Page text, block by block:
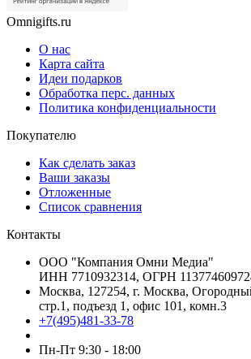
Omnigifts.ru
О нас
Карта сайта
Идеи подарков
Обработка перс. данных
Политика конфиденциальности
Покупателю
Как сделать заказ
Ваши заказы
Отложенные
Список сравнения
Контакты
ООО "Компания Омни Медиа"
ИНН 7710932314, ОГРН
Москва, 127254, г. Москва,
стр.1, подъезд 1, офис 101, комн.3
+7(495)481-33-78
Пн-Пт 9:30 - 18:00